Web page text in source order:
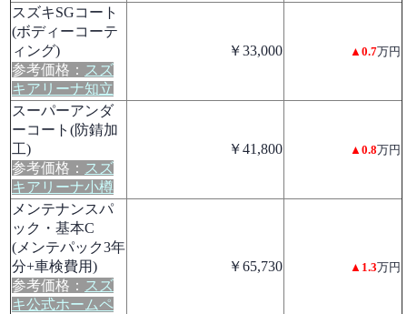
スズキSGコート
(ボディーコーテ
ィング)
参考価格： スズ
キアリーナ知立
￥33,000 ▲0.7万円
スーパーアンダ
ーコート(防錆加
工)
参考価格： スズ
キアリーナ小樽
￥41,800 ▲0.8万円
メンテナンスパ
ック・基本C
(メンテパック3年
分+車検費用)
参考価格： スズ
キ公式ホームペ
￥65,730 ▲1.3万円